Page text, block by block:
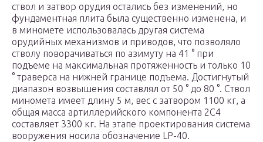
ствол и затвор орудия остались без изменений, но
фундаментная плита была существенно изменена, и
в миномете использовалась другая система
орудийных механизмов и приводов, что позволяло
стволу поворачиваться по азимуту на 41 ° при
подъеме на максимальная протяженность и только 10
° траверса на нижней границе подъема. Достигнутый
диапазон возвышения составлял от 50 ° до 80 °. Ствол
миномета имеет длину 5 м, вес с затвором 1100 кг, а
общая масса артиллерийского компонента 2С4
составляет 3300 кг. На этапе проектирования система
вооружения носила обозначение LP-40.